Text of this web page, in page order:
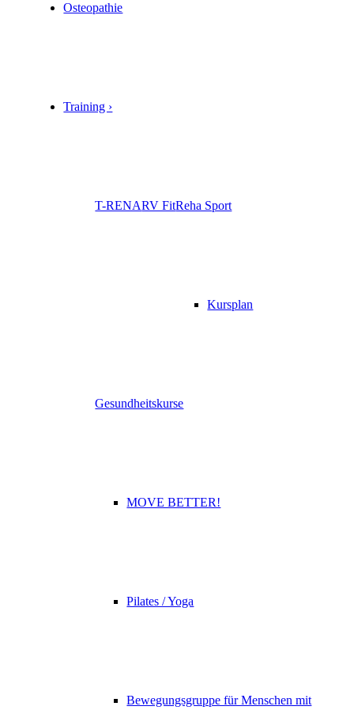
Osteopathie
Training ›
T-RENARV FitReha Sport
Kursplan
Gesundheitskurse
MOVE BETTER!
Pilates / Yoga
Bewegungsgruppe für Menschen mit